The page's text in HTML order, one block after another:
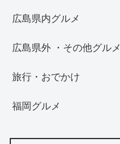
広島県内グルメ
広島県外 ・その他グルメ
旅行・おでかけ
福岡グルメ